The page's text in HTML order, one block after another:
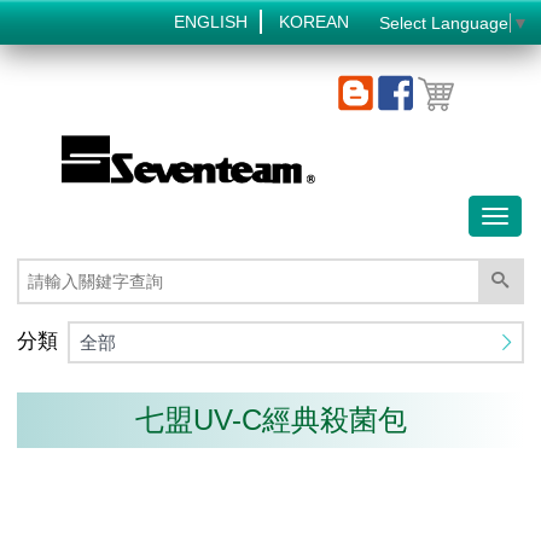
ENGLISH KOREAN Select Language ▼
分類 全部
七盟UV-C經典殺菌包